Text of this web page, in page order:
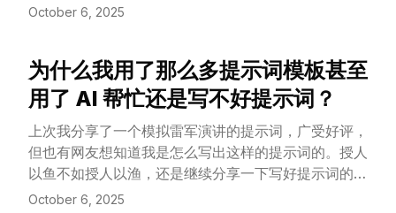
October 6, 2025
为什么我用了那么多提示词模板甚至
用了 AI 帮忙还是写不好提示词？
上次我分享了一个模拟雷军演讲的提示词，广受好评，
但也有网友想知道我是怎么写出这样的提示词的。授人
以鱼不如授人以渔，还是继续分享一下写好提示词的方
法论。
October 6, 2025
View Article